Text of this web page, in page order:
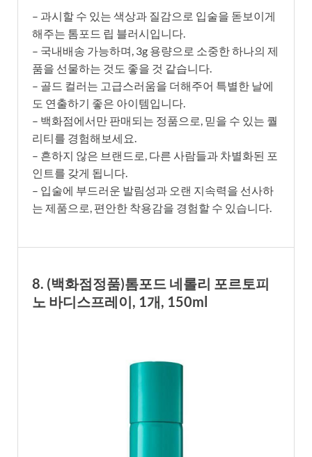
– 과시할 수 있는 색상과 질감으로 입술을 돋보이게
해주는 톰포드 립 블러시입니다.
– 국내배송 가능하며, 3g 용량으로 소중한 하나의 제
품을 선물하는 것도 좋을 것 같습니다.
– 골드 컬러는 고급스러움을 더해주어 특별한 날에
도 연출하기 좋은 아이템입니다.
– 백화점에서만 판매되는 정품으로, 믿을 수 있는 퀄
리티를 경험해보세요.
– 흔하지 않은 브랜드로, 다른 사람들과 차별화된 포
인트를 갖게 됩니다.
– 입술에 부드러운 발림성과 오랜 지속력을 선사하
는 제품으로, 편안한 착용감을 경험할 수 있습니다.
8. (백화점정품)톰포드 네롤리 포르토피
노 바디스프레이, 1개, 150ml